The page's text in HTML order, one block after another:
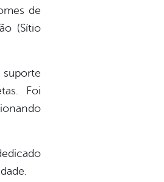
de
(Sítio
Foi